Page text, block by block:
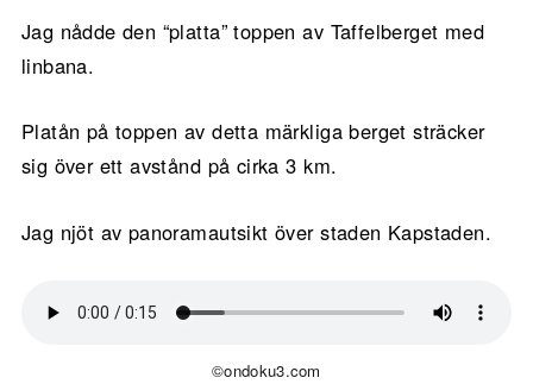
Jag nådde den “platta” toppen av Taffelberget med
linbana.
Platån på toppen av detta märkliga berget sträcker
sig över ett avstånd på cirka 3 km.
Jag njöt av panoramautsikt över staden Kapstaden.
©ondoku3.com